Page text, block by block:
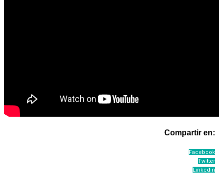
Compartir en:
Facebook
Twitter
Linkedin